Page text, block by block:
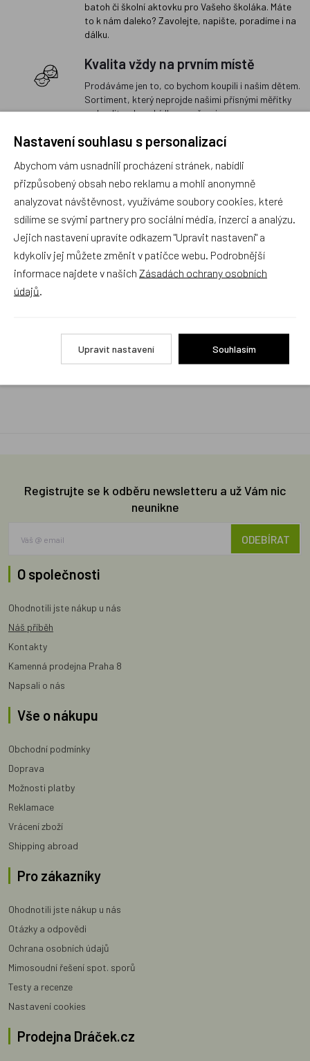
batoh či školní aktovku pro Vašeho školáka. Máte
to k nám daleko? Zavolejte, napište, poradíme i na
dálku.
Kvalita vždy na prvním místě
Prodáváme jen to, co bychom koupili i našim dětem.
Sortiment, který neprojde našimi přísnými měřítky
na kvalitu, do nabídky nezařazujeme.
Rychlé vyřízení reklamace i na dálku
Pokud to povaha vady umožňuje (zjevná
neopravitelnost výrobku), reklamaci vyřídíme i na
základě pouhého zaslání fotografií na náš email a
vyměníme zboží kus za kus. Vždy se snažíme šetřit
Váš čas a peníze. Můžeme si to dovolit, protože
naše kvalitní zboží zákazníci téměř nereklamují.
Milujeme české výrobky
Objednávky obsahující jen skladové položky
expedujeme i v den objednávky, ostatní dle dodací
Registrujte se k odběru newsletteru a už Vám nic
neunikne
ODEBÍRAT
O společnosti
Ohodnotili jste nákup u nás
Náš příběh
Kontakty
Kamenná prodejna Praha 8
Napsali o nás
Vše o nákupu
Obchodní podmínky
Doprava
Možnosti platby
Reklamace
Vrácení zboží
Shipping abroad
Pro zákazníky
Ohodnotili jste nákup u nás
Otázky a odpovědi
Ochrana osobních údajů
Mimosoudní řešení spot. sporů
Testy a recenze
Nastavení cookies
Prodejna Dráček.cz
Nastavení souhlasu s personalizací
Abychom vám usnadnili procházení stránek, nabídli
přizpůsobený obsah nebo reklamu a mohli anonymně
analyzovat návštěvnost, využíváme soubory cookies, které
sdílíme se svými partnery pro sociální média, inzerci a analýzu.
Jejich nastavení upravíte odkazem "Upravit nastavení" a
kdykoliv jej můžete změnit v patičce webu. Podrobnější
informace najdete v našich Zásadách ochrany osobních
údajů
Upravit nastavení Souhlasím